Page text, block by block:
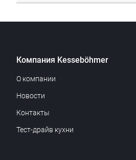
Компания Kesseböhmer
О компании
Новости
Контакты
Тест-драйв кухни